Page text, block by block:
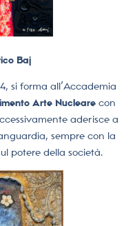
Baj
si forma all’Accademia
Arte Nucleare con
aderisce a
sempre con la
potere della società.